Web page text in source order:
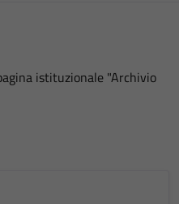
istituzionale "Archivio